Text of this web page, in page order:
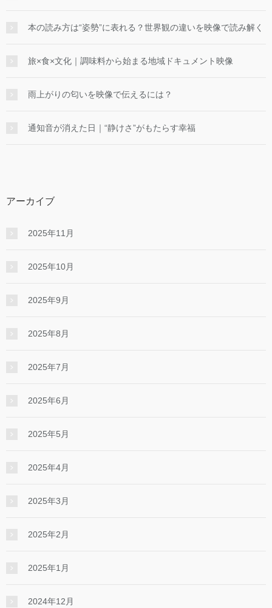
本の読み方は“姿勢”に表れる？世界観の違いを映像で読み解く
旅×食×文化｜調味料から始まる地域ドキュメント映像
雨上がりの匂いを映像で伝えるには？
通知音が消えた日｜“静けさ”がもたらす幸福
アーカイブ
2025年11月
2025年10月
2025年9月
2025年8月
2025年7月
2025年6月
2025年5月
2025年4月
2025年3月
2025年2月
2025年1月
2024年12月